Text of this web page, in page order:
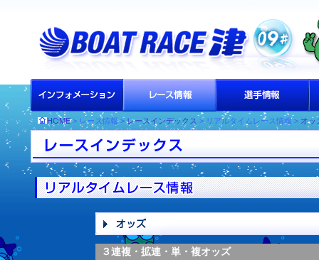
HOME> レース情報 >レースインデックス > リアルタイムレース情報 > オッ
３連複・拡連・単・複オッズ